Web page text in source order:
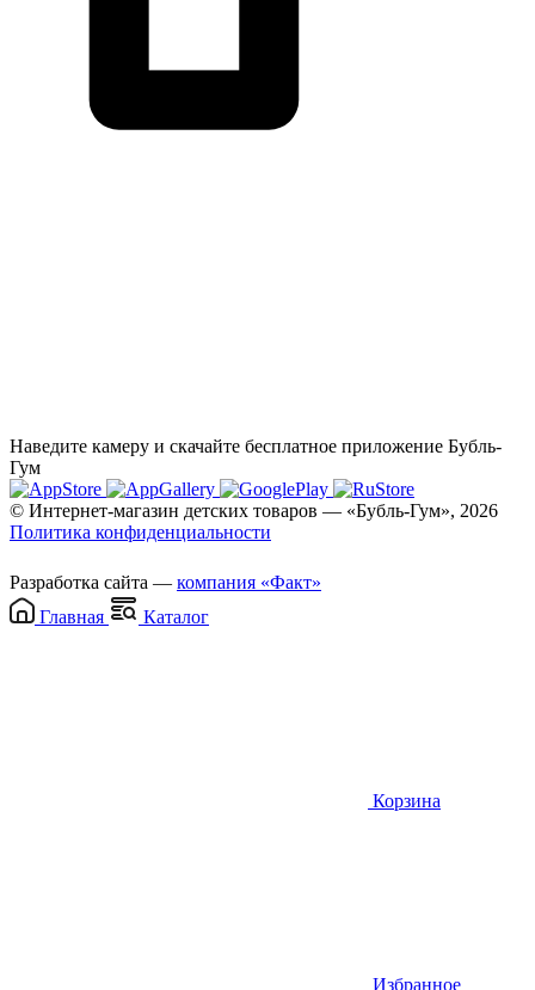
Наведите камеру и скачайте бесплатное приложение Бубль-
Гум
© Интернет-магазин детских товаров — «Бубль-Гум», 2026
Политика конфиденциальности
Разработка сайта — компания «Факт»
Главная
Каталог
Корзина
Избранное